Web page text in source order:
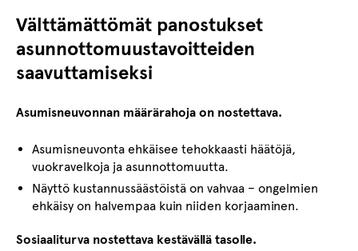
Välttämättömät panostukset
asunnottomuustavoitteiden
saavuttamiseksi
Asumisneuvonnan määrärahoja on nostettava.
Asumisneuvonta ehkäisee tehokkaasti häätöjä,
vuokravelkoja ja asunnottomuutta.
Näyttö kustannussäästöistä on vahvaa – ongelmien
ehkäisy on halvempaa kuin niiden korjaaminen.
Sosiaaliturva nostettava kestävällä tasolle.